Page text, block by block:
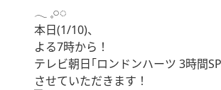
‪𓂃 𓈒𓏸◌‬
本日(1/10)、
よる7時から！
テレビ朝日｢ロンドンハーツ 3時間
させていただきます！